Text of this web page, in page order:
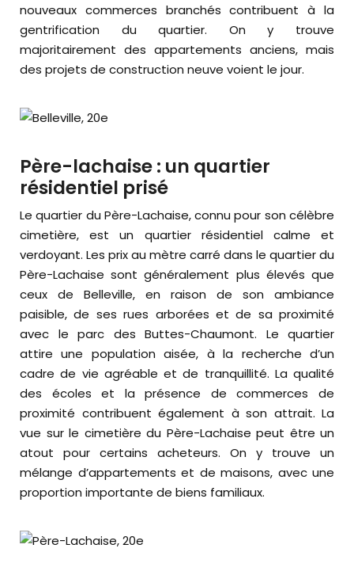
nouveaux commerces branchés contribuent à la
gentrification du quartier. On y trouve
majoritairement des appartements anciens, mais
des projets de construction neuve voient le jour.
Père-lachaise : un quartier
résidentiel prisé
Le quartier du Père-Lachaise, connu pour son célèbre
cimetière, est un quartier résidentiel calme et
verdoyant. Les prix au mètre carré dans le quartier du
Père-Lachaise sont généralement plus élevés que
ceux de Belleville, en raison de son ambiance
paisible, de ses rues arborées et de sa proximité
avec le parc des Buttes-Chaumont. Le quartier
attire une population aisée, à la recherche d’un
cadre de vie agréable et de tranquillité. La qualité
des écoles et la présence de commerces de
proximité contribuent également à son attrait. La
vue sur le cimetière du Père-Lachaise peut être un
atout pour certains acheteurs. On y trouve un
mélange d’appartements et de maisons, avec une
proportion importante de biens familiaux.